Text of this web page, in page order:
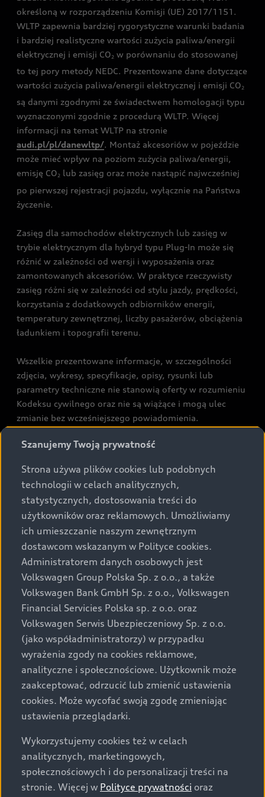
określoną w rozporządzeniu Komisji (UE) 2017/1151.
WLTP zapewnia bardziej rygorystyczne warunki badania
i bardziej realistyczne wartości zużycia paliwa/energii
elektrycznej i emisji CO2 w porównaniu do stosowanej
to tej pory metody NEDC. Prezentowane dane dotyczące
wartości zużycia paliwa/energii elektrycznej i emisji CO2
są danymi zgodnymi ze świadectwem homologacji typu
wyznaczonymi zgodnie z procedurą WLTP. Więcej
informacji na temat WLTP na stronie
audi.pl/pl/danewltp/. Montaż akcesoriów w pojeździe
może mieć wpływ na poziom zużycia paliwa/energii,
emisję CO2 lub zasięg oraz może nastąpić najwcześniej
po pierwszej rejestracji pojazdu, wyłącznie na Państwa
życzenie.
Zasięg dla samochodów elektrycznych lub zasięg w
trybie elektrycznym dla hybryd typu Plug-In może się
różnić w zależności od wersji i wyposażenia oraz
zamontowanych akcesoriów. W praktyce rzeczywisty
zasięg różni się w zależności od stylu jazdy, prędkości,
korzystania z dodatkowych odbiorników energii,
temperatury zewnętrznej, liczby pasażerów, obciążenia
ładunkiem i topografii terenu.
Wszelkie prezentowane informacje, w szczególności
zdjęcia, wykresy, specyfikacje, opisy, rysunki lub
parametry techniczne nie stanowią oferty w rozumieniu
Kodeksu cywilnego oraz nie są wiążące i mogą ulec
zmianie bez wcześniejszego powiadomienia.
rozumieniu art. 5561§2 Kodeksu cywilnego oraz art.
Podane kwoty są rekomendowane i obejmują podatek
VAT (23%), chyba że inaczej zaznaczono.
Audi zastrzega sobie możliwość wprowadzenia zmian w
prezentowanych wersjach. Przedstawione detale
wyposażenia mogą różnić się od specyfikacji
przewidzianej na rynek polski. Zamieszczone zdjęcia
mogą przedstawiać wyposażenie opcjonalne, dostępne
za dopłatą. Wiążące ustalenie ceny, wyposażenia i
specyfikacji pojazdu następują w umowie sprzedaży, a
określenie parametrów technicznych zawiera
świadectwo homologacji typu pojazdu. Zastrzegamy
sobie prawo do zmian i pomyłek. Wszelkie informacje
prezentowane na stronie są aktualne na dzień ich
zamieszczania. W celu uzyskania najnowszych
informacji prosimy kontaktować się z Partnerem Marki
Audi.
Wszystkie produkowane obecnie samochody marki Audi
są wykonywane z materiałów spełniających pod
względem możliwości odzysku i recyklingu wymagania
określone w normie ISO 22628 i są zgodne z
Szanujemy Twoją prywatność
Strona używa plików cookies lub podobnych
technologii w celach analitycznych,
statystycznych, dostosowania treści do
użytkowników oraz reklamowych. Umożliwiamy
ich umieszczanie naszym zewnętrznym
dostawcom wskazanym w Polityce cookies.
Administratorem danych osobowych jest
Volkswagen Group Polska Sp. z o.o., a także
Volkswagen Bank GmbH Sp. z o.o., Volkswagen
Financial Servicies Polska sp. z o.o. oraz
Volkswagen Serwis Ubezpieczeniowy Sp. z o.o.
(jako współadministratorzy) w przypadku
wyrażenia zgody na cookies reklamowe,
analityczne i społecznościowe. Użytkownik może
zaakceptować, odrzucić lub zmienić ustawienia
cookies. Może wycofać swoją zgodę zmieniając
ustawienia przeglądarki.
Wykorzystujemy cookies też w celach
analitycznych, marketingowych,
społecznościowych i do personalizacji treści na
stronie. Więcej w Polityce prywatności oraz